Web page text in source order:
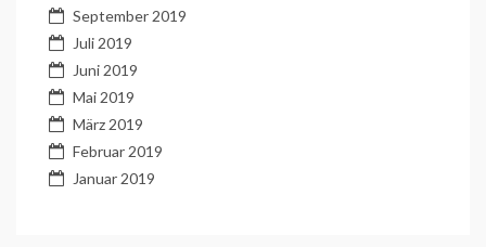
September 2019
Juli 2019
Juni 2019
Mai 2019
März 2019
Februar 2019
Januar 2019